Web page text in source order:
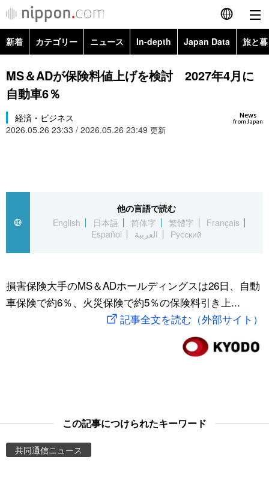
English
简体字
Русский
カテゴリー
国際
社会
文化
アーカイブ
Japan Data
旅と暮らし
動画/Live
Images
People
新着 カテゴリー ニュース In-depth Japan Data 旅と
政治・外交
経済・ビジネス
国際・海外
文化
科学・技術
暮らし
スポーツ・東京2020
Topics
MS＆ADが保険料値上げを検討 2027年4月に
自動車6％
News
from Japan
経済・ビジネス
2026.05.26 23:33 / 2026.05.26 23:49 更新
他の言語で読む
English
日本語 简体字 繁體字
Français
Español
العربية Русский
損害保険大手のMS＆ADホールディングスは26日、自動
車保険で約6％、火災保険で約5％の保険料引き上...
記事全文を読む（外部サイト）
この記事につけられたキーワード
共同通信ニュース